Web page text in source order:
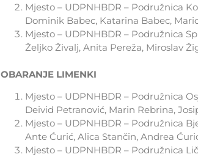
Mjesto – UDPNHBDR – Podružnica
Dominik Babec, Katarina Babec,
Mjesto – UDPNHBDR – Podružnica
Željko Živalj, Anita Pereža, Miroslav
OBARANJE LIMENKI
Mjesto – UDPNHBDR – Podružnica
Deivid Petranović, Marin Rebrina,
Mjesto – UDPNHBDR – Podružnica
Ante Ćurić, Alica Stančin, Andrea
Mjesto – UDPNHBDR – Podružnica